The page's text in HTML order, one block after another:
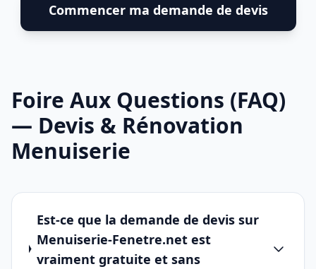
Commencer ma demande de devis
Foire Aux Questions (FAQ)
— Devis & Rénovation
Menuiserie
Est-ce que la demande de devis sur
Menuiserie-Fenetre.net est
vraiment gratuite et sans